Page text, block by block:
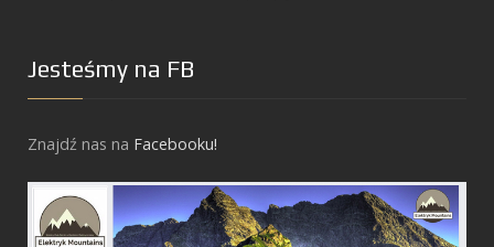
Jesteśmy na FB
Znajdź nas na Facebooku!